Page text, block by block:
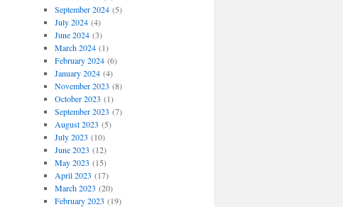
September 2024(5)
July 2024(4)
June 2024(3)
March 2024(1)
February 2024(6)
January 2024(4)
November 2023 (8)
October 2023 (1)
September 2023 (7)
August 2023 (5)
July 2023 (10)
June 2023 (12)
May 2023 (15)
April 2023 (17)
March 2023 (20)
February 2023 (19)